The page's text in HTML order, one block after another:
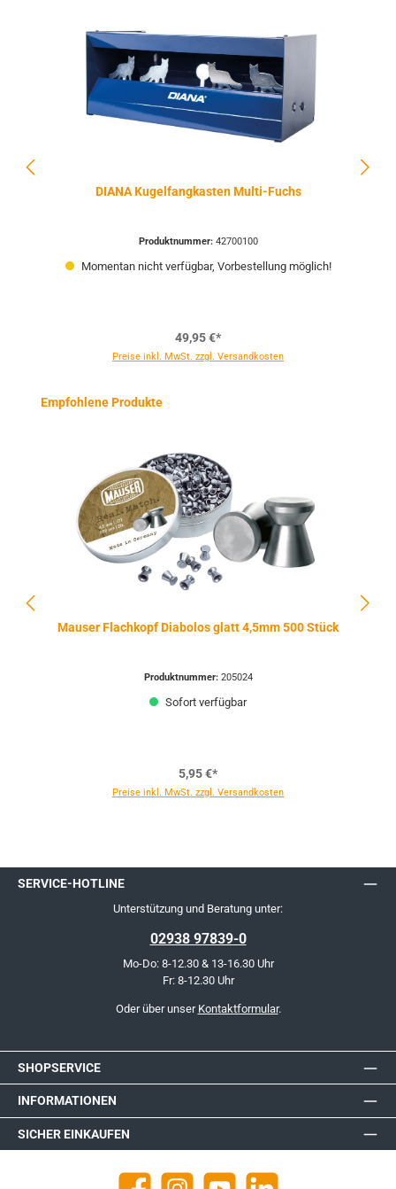
DIANA Kugelfangkasten Multi-Fuchs
Produktnummer: 42700100
Momentan nicht verfügbar, Vorbestellung möglich!
49,95 €*
Preise inkl. MwSt. zzgl. Versandkosten
Produktgalerie überspringen
Empfohlene Produkte
Mauser Flachkopf Diabolos glatt 4,5mm 500 Stück
Produktnummer: 205024
Sofort verfügbar
5,95 €*
Preise inkl. MwSt. zzgl. Versandkosten
SERVICE-HOTLINE
Unterstützung und Beratung unter:
02938 97839-0
Mo-Do: 8-12.30 & 13-16.30 Uhr
Fr: 8-12.30 Uhr
Oder über unser Kontaktformular.
SHOPSERVICE
INFORMATIONEN
SICHER EINKAUFEN